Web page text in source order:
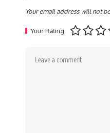
Your email address will not
Your Rating